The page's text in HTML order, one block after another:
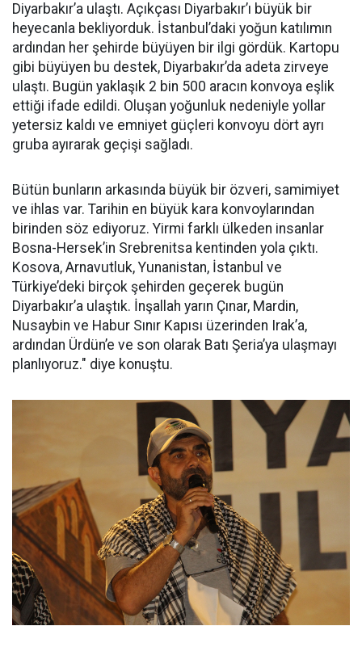
Diyarbakır’a ulaştı. Açıkçası Diyarbakır’ı büyük bir
heyecanla bekliyorduk. İstanbul’daki yoğun katılımın
ardından her şehirde büyüyen bir ilgi gördük. Kartopu
gibi büyüyen bu destek, Diyarbakır’da adeta zirveye
ulaştı. Bugün yaklaşık 2 bin 500 aracın konvoya eşlik
ettiği ifade edildi. Oluşan yoğunluk nedeniyle yollar
yetersiz kaldı ve emniyet güçleri konvoyu dört ayrı
gruba ayırarak geçişi sağladı.
Bütün bunların arkasında büyük bir özveri, samimiyet
ve ihlas var. Tarihin en büyük kara konvoylarından
birinden söz ediyoruz. Yirmi farklı ülkeden insanlar
Bosna-Hersek’in Srebrenitsa kentinden yola çıktı.
Kosova, Arnavutluk, Yunanistan, İstanbul ve
Türkiye’deki birçok şehirden geçerek bugün
Diyarbakır’a ulaştık. İnşallah yarın Çınar, Mardin,
Nusaybin ve Habur Sınır Kapısı üzerinden Irak’a,
ardından Ürdün’e ve son olarak Batı Şeria’ya ulaşmayı
planlıyoruz." diye konuştu.